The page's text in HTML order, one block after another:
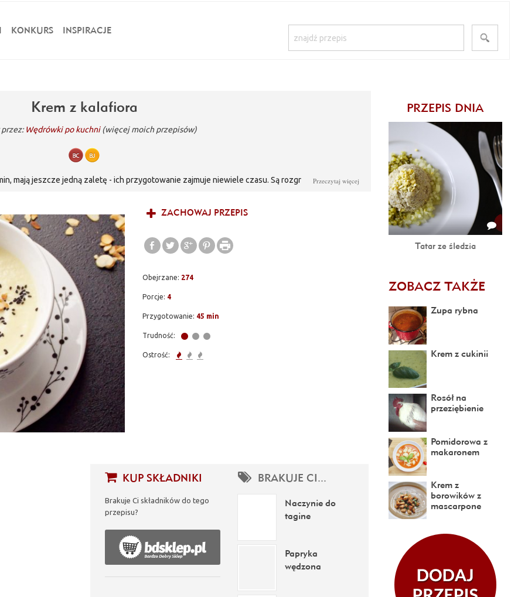
KONKURS INSPIRACJE
Krem z kalafiora
przez:Wędrówki po kuchni (więcej moich przepisów)
mają jeszcze jedną zaletę - ich przygotowanie zajmuje niewiele czasu. Są rozgrzewające, sycące
Przeczytaj więcej
ZACHOWAJ PRZEPIS
Obejrzane: 274
Porcje: 4
Przygotowanie: 45 min
Trudność:
Ostrość:
KUP SKŁADNIKI
Brakuje Ci składników do tego
przepisu?
BRAKUJE CI...
Naczynie do
tagine
Papryka
wędzona
PRZEPIS DNIA
Tatar ze śledzia
ZOBACZ TAKŻE
Zupa rybna
Krem z cukinii
Rosół na
przeziębienie
Pomidorowa z
makaronem
Krem z
borowików z
mascarpone